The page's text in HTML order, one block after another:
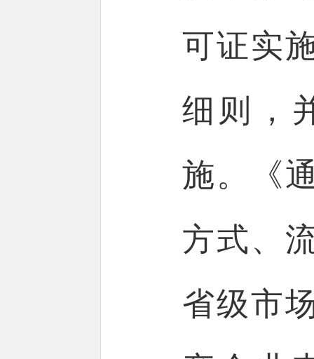
可证实
细则，
施。《
方式、
省级市